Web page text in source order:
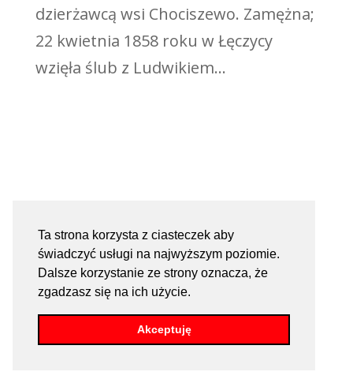
Ta strona korzysta z ciasteczek aby
świadczyć usługi na najwyższym poziomie.
Dalsze korzystanie ze strony oznacza, że
zgadzasz się na ich użycie.
Akceptuję
dzierżawcą wsi Chociszewo. Zamężna;
22 kwietnia 1858 roku w Łęczycy
wzięła ślub z Ludwikiem...